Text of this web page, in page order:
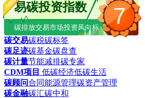
7
易碳投资指数
碳排放交易市场投资风向标
碳交易碳税碳标签
碳足迹碳基金碳盘查
碳计量节能减排碳专家
CDM项目 低碳经济低碳生活
碳顾问合同能源管理碳资产管理
碳金融碳汇碳中和